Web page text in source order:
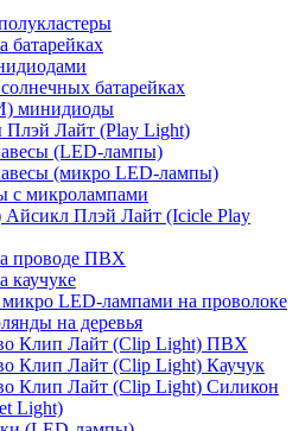
батарейках
батарейках
минидиоды
Плэй Лайт (Play Light)
(LED-лампы)
(микро LED-лампы)
с микролампами
Айсикл Плэй Лайт (Icicle Play
проводе ПВХ
каучуке
LED-лампами на проволоке
на деревья
Клип Лайт (Clip Light) ПВХ
Клип Лайт (Clip Light) Каучук
Клип Лайт (Clip Light) Силикон
Light)